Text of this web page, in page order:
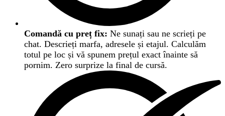
Comandă cu preț fix: Ne sunați sau ne scrieți pe
chat. Descrieți marfa, adresele și etajul. Calculăm
totul pe loc și vă spunem prețul exact înainte să
pornim. Zero surprize la final de cursă.